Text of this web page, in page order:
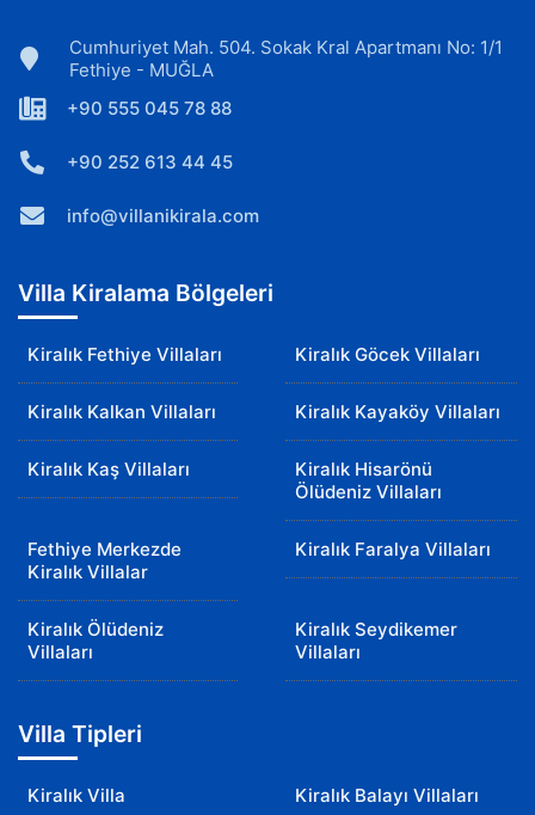
Cumhuriyet Mah. 504. Sokak Kral Apartmanı No: 1/1
Fethiye - MUĞLA
+90 555 045 78 88
+90 252 613 44 45
info@villanikirala.com
Villa Kiralama Bölgeleri
Kiralık Fethiye Villaları Kiralık Göcek Villaları
Kiralık Kalkan Villaları Kiralık Kayaköy Villaları
Kiralık Kaş Villaları
Kiralık Hisarönü
Ölüdeniz Villaları
Fethiye Merkezde
Kiralık Villalar
Kiralık Faralya Villaları
Kiralık Ölüdeniz
Villaları
Kiralık Seydikemer
Villaları
Villa Tipleri
Kiralık Villa Kiralık Balayı Villaları